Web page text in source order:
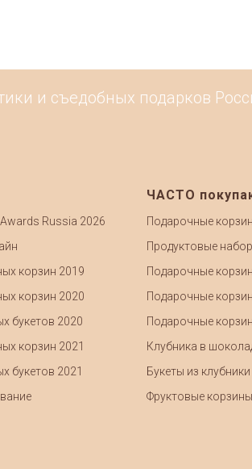
и съедобных подарков
Russia 2026
корзин 2019
корзин 2020
букетов 2020
корзин 2021
букетов 2021
ЧАСТО
Подарочные
Продуктовые
Подарочные
Подарочные
Подарочные
Клубника в
Букеты из
Фруктовые корзины